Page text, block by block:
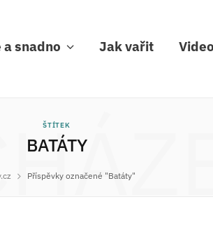
a snadno Jak vařit Video
ŠTÍTEK
BATÁTY
Příspěvky označené "Batáty"